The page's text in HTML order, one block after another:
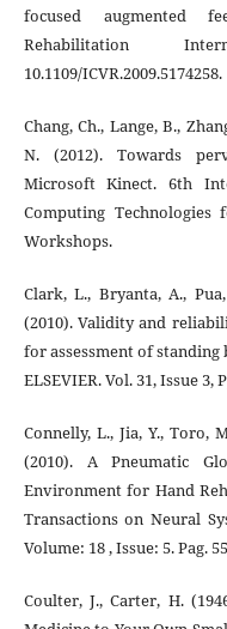
focused augmented
Rehabilitation
10.1109/ICVR.2009.5174258.
Chang, Ch., Lange, B.,
N. (2012). Towards
Microsoft Kinect. 6th
Computing Technologies
Workshops.
Clark, L., Bryanta, A.,
(2010). Validity and
for assessment of standing
ELSEVIER. Vol. 31, Issue 3,
Connelly, L., Jia, Y., Toro,
(2010). A Pneumatic
Environment for Hand
Transactions on Neural
Volume: 18 , Issue: 5. Pag.
Coulter, J., Carter, H.